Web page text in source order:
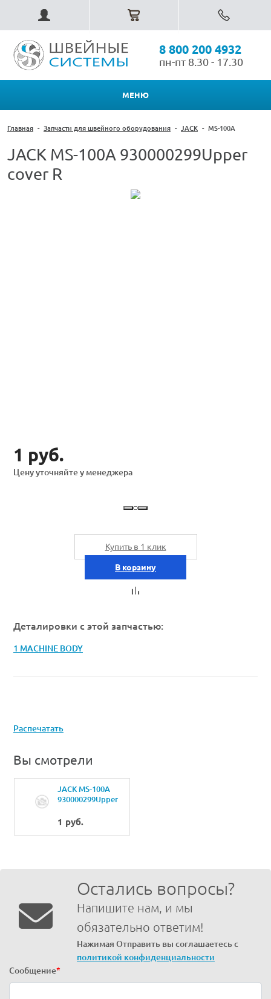
8 800 200 4932
пн-пт 8.30 - 17.30
МЕНЮ
Главная - Запчасти для швейного оборудования - JACK - MS-100A
JACK MS-100A 930000299Upper
cover R
1 руб.
Цену уточняйте у менеджера
Купить в 1 клик
В корзину
Деталировки с этой запчастью:
1 MACHINE BODY
Распечатать
Вы смотрели
JACK MS-100A
930000299Upper
1 руб.
Остались вопросы?
Напишите нам, и мы
обязательно ответим!
Нажимая Отправить вы соглашаетесь с
политикой конфиденциальности
Сообщение*